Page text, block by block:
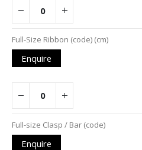
Full-Size Ribbon (code) (cm)
Enquire
Full-size Clasp / Bar (code)
Enquire